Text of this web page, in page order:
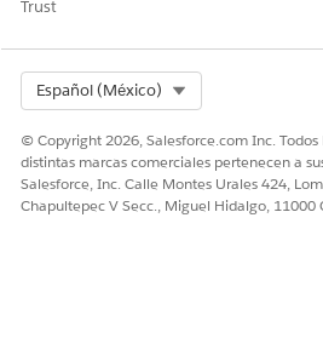
SEE ALSO
Configure Show Child Records on
Trust
Español (México)
© Copyright 2026, Salesforce.com Inc. Todos
distintas marcas comerciales pertenecen a
Salesforce, Inc. Calle Montes Urales 424,
Chapultepec V Secc., Miguel Hidalgo, 11000